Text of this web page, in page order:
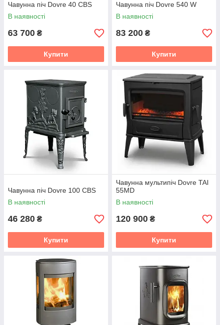
Чавунна піч Dovre 40 CBS
В наявності
63 700 ₴
Купити
Чавунна піч Dovre 540 W
В наявності
83 200 ₴
Купити
Чавунна піч Dovre 100 CBS
В наявності
46 280 ₴
Купити
Чавунна мультипіч Dovre TAI
55MD
В наявності
120 900 ₴
Купити